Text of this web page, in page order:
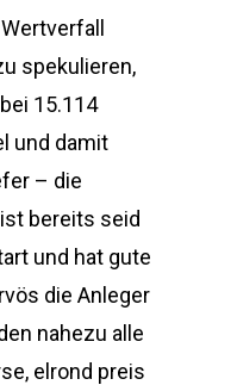
spekulieren,
15.114
und damit
– die
bereits seid
und hat gute
die Anleger
nahezu alle
elrond preis